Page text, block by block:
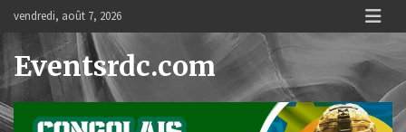
content
vendredi, août 7, 2026
Eventsrdc.com